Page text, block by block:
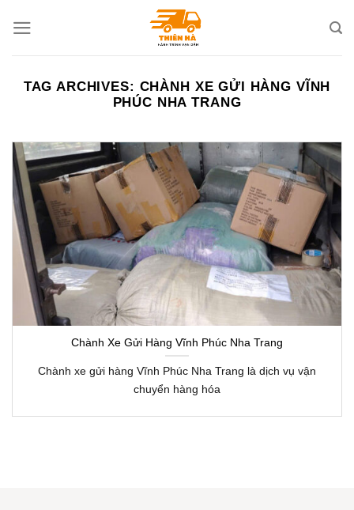
TAG ARCHIVES: CHÀNH XE GỬI HÀNG VĨNH
PHÚC NHA TRANG
Chành Xe Gửi Hàng Vĩnh Phúc Nha Trang
Chành xe gửi hàng Vĩnh Phúc Nha Trang là dịch vụ vận
chuyển hàng hóa